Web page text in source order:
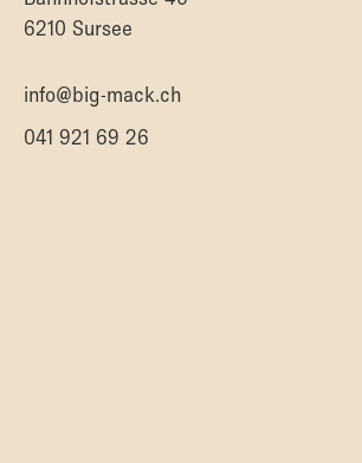
6210 Sursee
info@big-mack.ch
041 921 69 26